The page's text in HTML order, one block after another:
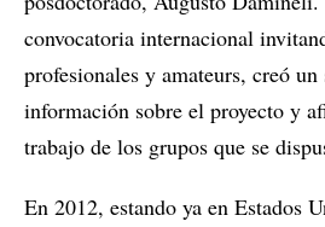
convocatoria internacional
profesionales y amateurs, creó
información sobre el proyecto y
trabajo de los grupos que se
En 2012, estando ya en Estados